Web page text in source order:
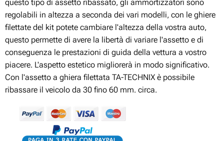
questo tipo di assetto ribassato, gli ammortizzatori sono
regolabili in altezza a seconda dei vari modelli, con le ghiere
filettate del kit potete cambiare l'altezza della vostra auto,
questo permette di avere la libertà di variare l'assetto e di
conseguenza le prestazioni di guida della vettura a vostro
piacere. L'aspetto estetico migliorerà in modo significativo.
Con l'assetto a ghiera filettata TA-TECHNIX è possibile
ribassare il veicolo da 30 fino 60 mm. circa.